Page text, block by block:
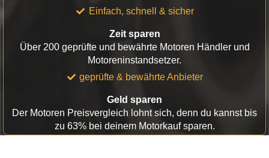
Einfach, schnell & sicher
Zeit sparen
Über 200 geprüfte und bewährte Motoren Händler und
Motoreninstandsetzer.
geprüfte & bewährte Anbieter
Geld sparen
Der Motoren Preisvergleich lohnt sich, denn du kannst bis
zu 63% bei deinem Motorkauf sparen.